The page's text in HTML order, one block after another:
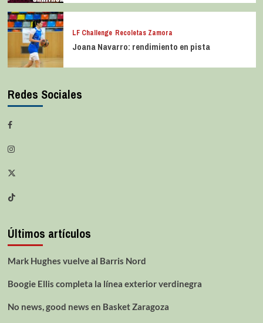
LF Challenge Recoletas Zamora
Joana Navarro: rendimiento en pista
Redes Sociales
Últimos artículos
Mark Hughes vuelve al Barris Nord
Boogie Ellis completa la línea exterior verdinegra
No news, good news en Basket Zaragoza